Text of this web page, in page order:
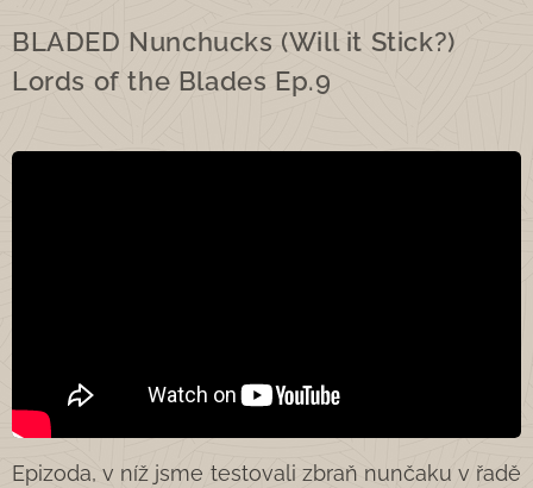
BLADED Nunchucks (Will it Stick?)
Lords of the Blades Ep.9
Epizoda, v níž jsme testovali zbraň nunčaku v řadě